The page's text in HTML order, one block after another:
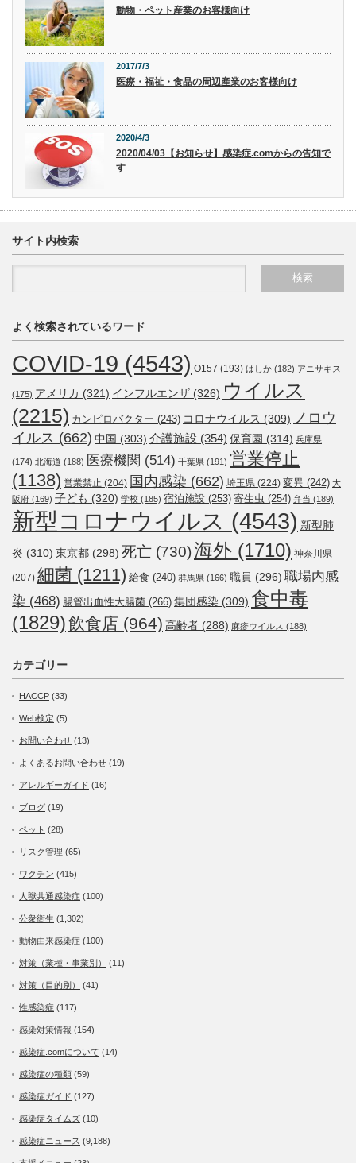
動物・ペット産業のお客様向け
2017/7/3
医療・福祉・食品の周辺産業のお客様向け
2020/4/3
2020/04/03【お知らせ】感染症.comからの告知で
す
サイト内検索
よく検索されているワード
COVID-19 (4543) O157 (193) はしか (182) アニサキス
(175) アメリカ (321) インフルエンザ (326) ウイルス
(2215) カンピロバクター (243) コロナウイルス (309) ノロウ
イルス (662) 中国 (303) 介護施設 (354) 保育園 (314) 兵庫県
(174) 北海道 (188) 医療機関 (514) 千葉県 (191) 営業停止
(1138) 営業禁止 (204) 国内感染 (662) 埼玉県 (224) 変異 (242) 大
阪府 (169) 子ども (320) 学校 (185) 宿泊施設 (253) 寄生虫 (254) 弁当 (189)
新型コロナウイルス (4543) 新型肺
炎 (310) 東京都 (298) 死亡 (730)海外 (1710) 神奈川県
(207) 細菌 (1211) 給食 (240) 群馬県 (166) 職員 (296) 職場内感
染 (468) 腸管出血性大腸菌 (266) 集団感染 (309) 食中毒
(1829)飲食店 (964) 高齢者 (288) 麻疹ウイルス (188)
カテゴリー
HACCP (33)
Web検定 (5)
お問い合わせ (13)
よくあるお問い合わせ (19)
アレルギーガイド (16)
ブログ (19)
ペット (28)
リスク管理 (65)
ワクチン (415)
人獣共通感染症 (100)
公衆衛生 (1,302)
動物由来感染症 (100)
対策（業種・事業別） (11)
対策（目的別） (41)
性感染症 (117)
感染対策情報 (154)
感染症.comについて (14)
感染症の種類 (59)
感染症ガイド (127)
感染症タイムズ (10)
感染症ニュース (9,188)